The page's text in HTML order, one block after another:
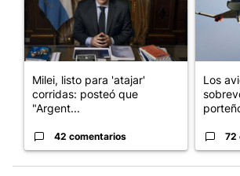
Milei, listo para 'atajar'
corridas: posteó que
"Argent...
42 comentarios
Los
72